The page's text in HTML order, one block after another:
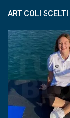
ARTICOLI SCELTI